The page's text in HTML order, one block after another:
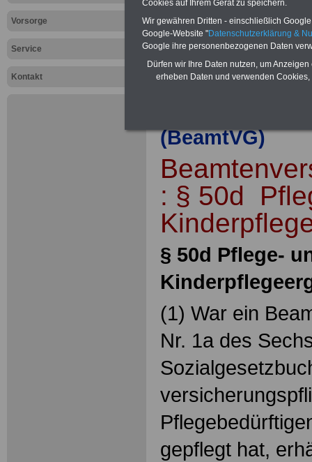
Vorsorge
Service
Kontakt
Zurück zur
(BeamtVG)
: § 50d
§ 50d Pflege-
(1) War ein
Nr. 1a des
gepflegt hat,
Cookies auf Ihrem Gerät zu speichern.
Wir gewähren Dritten - einschließlich
Google-Website "Datenschutzerklärung &
Google ihre personenbezogenen Daten
Dürfen wir Ihre Daten nutzen, um
erheben Daten und verwenden